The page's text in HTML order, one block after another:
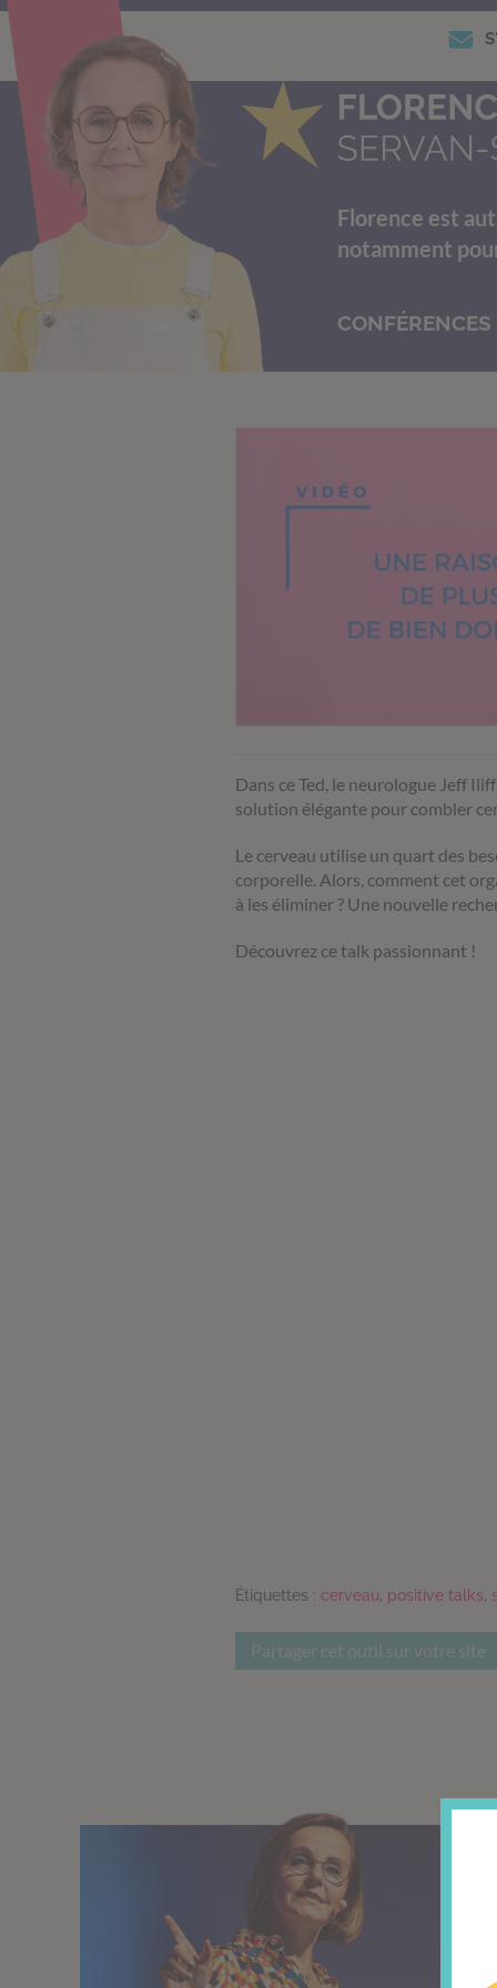
Florence est
notamment
CONFÉRENCES
Dans ce Ted, le neurologue Jeff
solution élégante pour combler
Le cerveau utilise un quart des
corporelle. Alors, comment cet
à les éliminer ? Une nouvelle
Découvrez ce talk passionnant !
Étiquettes : cerveau, positive talks,
Partager cet outil sur votre site